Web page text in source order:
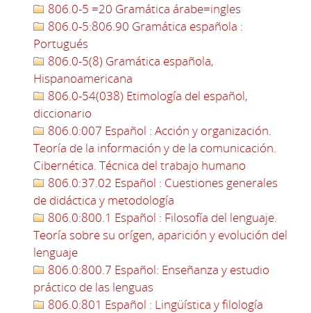
806.0-5 =20 Gramática árabe=ingles
806.0-5:806.90 Gramática española :
Portugués
806.0-5(8) Gramática española,
Hispanoamericana
806.0-54(038) Etimología del español,
diccionario
806.0:007 Español : Acción y organización.
Teoría de la información y de la comunicación.
Cibernética. Técnica del trabajo humano
806.0:37.02 Español : Cuestiones generales
de didáctica y metodología
806.0:800.1 Español : Filosofía del lenguaje.
Teoría sobre su orígen, aparición y evolución del
lenguaje
806.0:800.7 Español: Enseñanza y estudio
práctico de las lenguas
806.0:801 Español : Lingüística y filología